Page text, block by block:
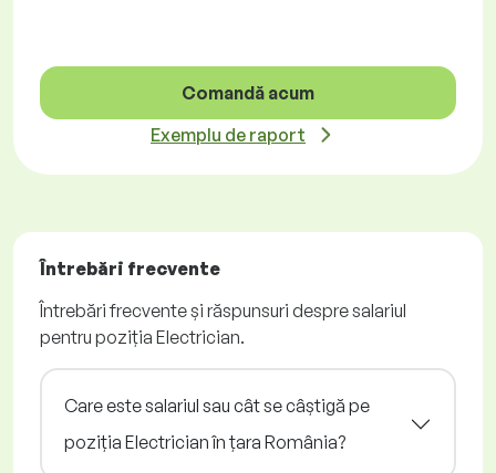
Comandă acum
Exemplu de raport
Întrebări frecvente
Întrebări frecvente și răspunsuri despre salariul
pentru poziția Electrician.
Care este salariul sau cât se câștigă pe
poziția Electrician în țara România?